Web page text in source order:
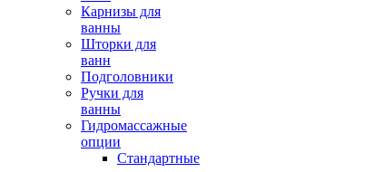
Карнизы для
ванны
Шторки для
ванн
Подголовники
Ручки для
ванны
Гидромассажные
опции
Стандартные